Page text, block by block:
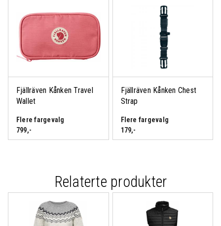
Fjällräven Kånken Travel
Wallet
Flere fargevalg
799,-
Fjällräven Kånken Chest
Strap
Flere fargevalg
179,-
Relaterte produkter